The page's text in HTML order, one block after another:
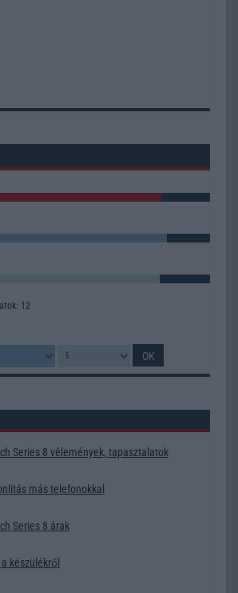
12
Series 8 vélemények, tapasztalatok
más telefonokkal
Series 8 árak
készülékről